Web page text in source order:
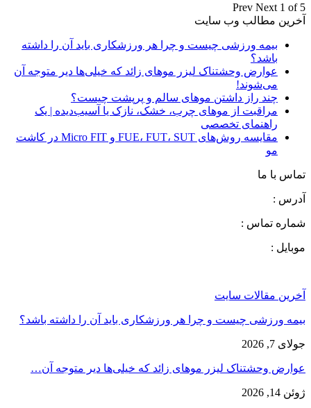
Prev Next 1 of 5
آخرین مطالب وب سایت
بیمه ورزشی چیست و چرا هر ورزشکاری باید آن را داشته
باشد؟
عوارض وحشتناک لیزر موهای زائد که خیلی‌ها دیر متوجه آن
می‌شوند!
چند راز داشتن موهای سالم و پرپشت چیست؟
مراقبت از موهای چرب، خشک، نازک یا آسیب‌دیده | یک
راهنمای تخصصی
مقایسه روش‌های FUE، FUT، SUT و Micro FIT در کاشت
مو
تماس با ما
آدرس :
شماره تماس :
موبایل :
آخرین مقالات سایت
بیمه ورزشی چیست و چرا هر ورزشکاری باید آن را داشته باشد؟
جولای 7, 2026
عوارض وحشتناک لیزر موهای زائد که خیلی‌ها دیر متوجه آن…
ژوئن 14, 2026